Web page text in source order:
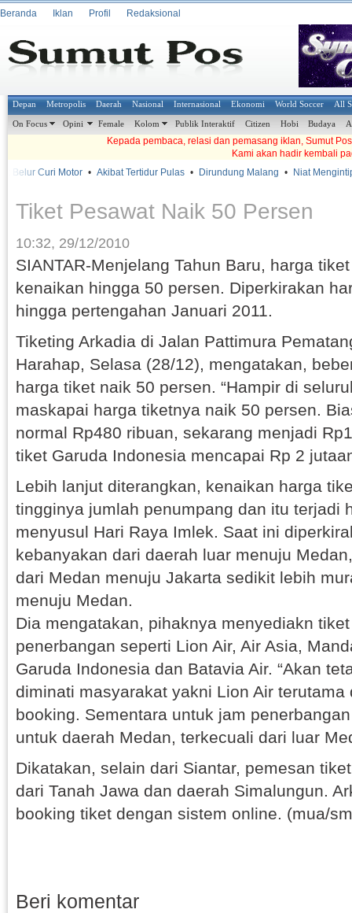
Beranda Iklan Profil Redaksional
Depan Metropolis Daerah Nasional Internasional Ekonomi World Soccer All
On Focus Opini Female Kolom Publik Interaktif Citizen Hobi Budaya
Kepada pembaca, relasi dan pemasang iklan, Sumut
Kami akan hadir kembali
Belur Curi Motor • Akibat Tertidur Pulas • Dirundung Malang • Niat
Tiket Pesawat Naik 50 Persen
10:32, 29/12/2010
SIANTAR-Menjelang Tahun Baru, harga
kenaikan hingga 50 persen. Diperkirakan
hingga pertengahan Januari 2011.
Tiketing Arkadia di Jalan Pattimura
Harahap, Selasa (28/12), mengatakan,
harga tiket naik 50 persen. “Hampir di
maskapai harga tiketnya naik 50 persen.
normal Rp480 ribuan, sekarang menjadi
tiket Garuda Indonesia mencapai Rp 2
Lebih lanjut diterangkan, kenaikan harga
tingginya jumlah penumpang dan itu terjadi
menyusul Hari Raya Imlek. Saat ini
kebanyakan dari daerah luar menuju
dari Medan menuju Jakarta sedikit lebih
menuju Medan.
Dia mengatakan, pihaknya menyediakn
penerbangan seperti Lion Air, Air Asia,
Garuda Indonesia dan Batavia Air. “Akan
diminati masyarakat yakni Lion Air terutama
booking. Sementara untuk jam
untuk daerah Medan, terkecuali dari luar
Dikatakan, selain dari Siantar, pemesan
dari Tanah Jawa dan daerah Simalungun.
booking tiket dengan sistem online. (mua/
Beri komentar